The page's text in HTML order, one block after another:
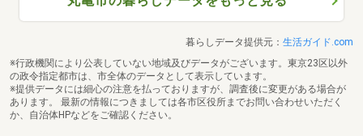
暮らしデータ提供元： 生活ガイド.com
※行政機関により公表していない地域及びデータがございます。東京23区以外
の政令指定都市は、市全体のデータとして表示しています。
※提供データには細心の注意を払っておりますが、調査後に変更がある場合が
あります。 最新の情報につきましては各市区役所までお問い合わせいただく
か、自治体HPなどをご確認ください。